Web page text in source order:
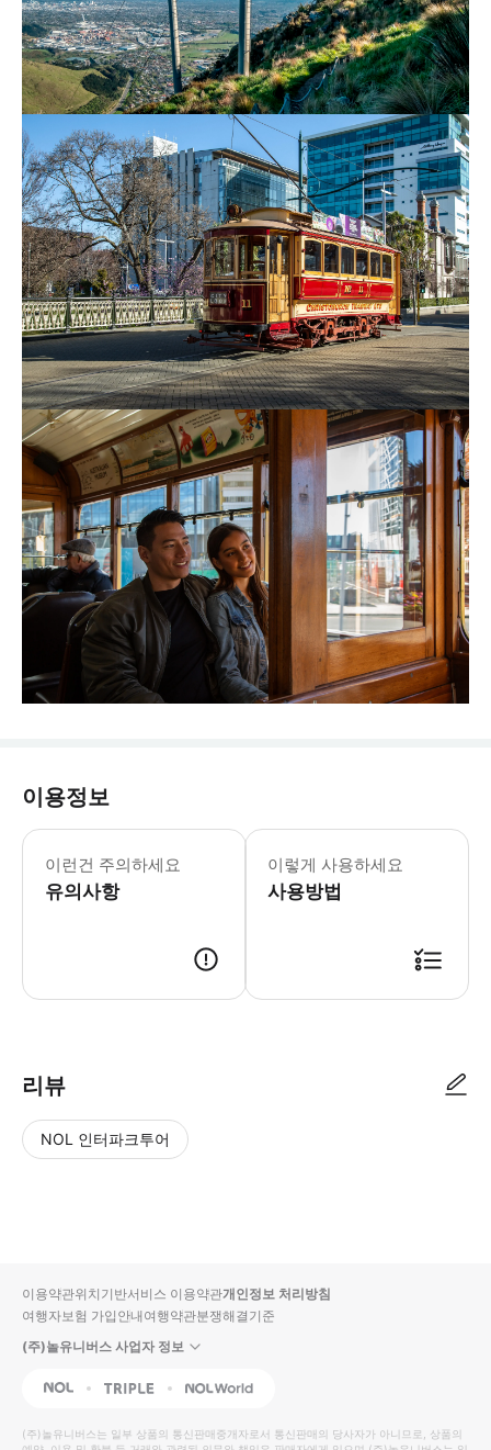
이용정보
이런건 주의하세요
유의사항
크라이스트처치 트램 일일 패스 월요
* 크라이스트처치의 대표적인 명소
이렇게 사용하세요
사용방법
리뷰
NOL 인터파크투어
입니
다.
높
동
순
상
이용약관위치기반서비스 이용약관개인정보 처리방침
여행자보험 가입안내여행약관분쟁해결기준
(주)놀유니버스 사업자 정보
NOL Triple Interpark Global
(주)놀유니버스는 일부 상품의 통신판매중개자로서 통신판매의 당사자가 아니므로, 상품의